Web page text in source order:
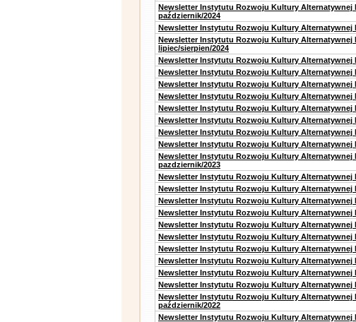
Newsletter Instytutu Rozwoju Kultury Alternatywnej
październik/2024
Newsletter Instytutu Rozwoju Kultury Alternatywnej
Newsletter Instytutu Rozwoju Kultury Alternatywnej
lipiec/sierpien/2024
Newsletter Instytutu Rozwoju Kultury Alternatywnej
Newsletter Instytutu Rozwoju Kultury Alternatywnej
Newsletter Instytutu Rozwoju Kultury Alternatywnej
Newsletter Instytutu Rozwoju Kultury Alternatywnej
Newsletter Instytutu Rozwoju Kultury Alternatywnej
Newsletter Instytutu Rozwoju Kultury Alternatywnej
Newsletter Instytutu Rozwoju Kultury Alternatywnej
Newsletter Instytutu Rozwoju Kultury Alternatywnej
Newsletter Instytutu Rozwoju Kultury Alternatywnej
pazdziernik/2023
Newsletter Instytutu Rozwoju Kultury Alternatywnej
Newsletter Instytutu Rozwoju Kultury Alternatywnej
Newsletter Instytutu Rozwoju Kultury Alternatywnej
Newsletter Instytutu Rozwoju Kultury Alternatywnej
Newsletter Instytutu Rozwoju Kultury Alternatywnej
Newsletter Instytutu Rozwoju Kultury Alternatywnej
Newsletter Instytutu Rozwoju Kultury Alternatywnej
Newsletter Instytutu Rozwoju Kultury Alternatywnej
Newsletter Instytutu Rozwoju Kultury Alternatywnej
Newsletter Instytutu Rozwoju Kultury Alternatywnej
Newsletter Instytutu Rozwoju Kultury Alternatywnej
październik/2022
Newsletter Instytutu Rozwoju Kultury Alternatywnej